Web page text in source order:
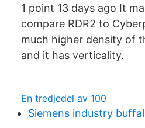
1 point 13 days ago It
compare RDR2 to
much higher density of
and it has verticality.
En tredjedel av 100
Siemens industry